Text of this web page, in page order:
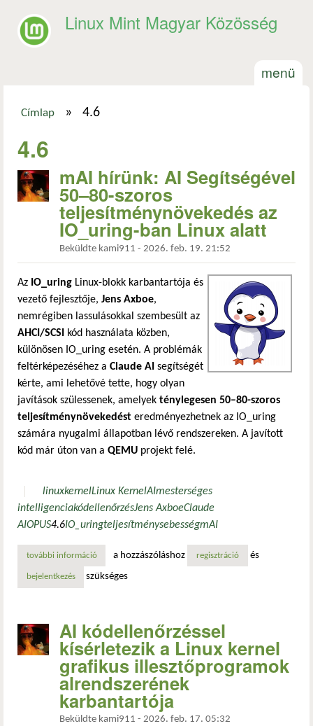
Linux Mint Magyar Közösség
menü
Címlap » 4.6
4.6
mAI hírünk: AI Segítségével
50–80-szoros
teljesítménynövekedés az
IO_uring-ban Linux alatt
Beküldte kami911 - 2026. feb. 19. 21:52
Az IO_uring Linux-blokk karbantartója és
vezető fejlesztője, Jens Axboe,
nemrégiben lassulásokkal szembesült az
AHCI/SCSI kód használata közben,
különösen IO_uring esetén. A problémák
feltérképezéséhez a Claude AI segítségét
kérte, ami lehetővé tette, hogy olyan
javítások szülessenek, amelyek ténylegesen 50–80-szoros
teljesítménynövekedést eredményezhetnek az IO_uring
számára nyugalmi állapotban lévő rendszereken. A javított
kód már úton van a QEMU projekt felé.
linuxkernelLinux KernelAImesterséges
intelligenciakódellenőrzésJens AxboeClaude
AIOPUS4.6IO_uringteljesítménysebességmAI
további információmai hírünk: ai segítségével 50–80-szoros
a hozzászóláshoz regisztráció és
bejelentkezés szükséges
AI kódellenőrzéssel
kísérletezik a Linux kernel
grafikus illesztőprogramok
alrendszerének
karbantartója
Beküldte kami911 - 2026. feb. 17. 05:32